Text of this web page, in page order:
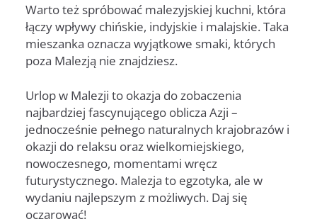
Warto też spróbować malezyjskiej kuchni, która
łączy wpływy chińskie, indyjskie i malajskie. Taka
mieszanka oznacza wyjątkowe smaki, których
poza Malezją nie znajdziesz.
Urlop w Malezji to okazja do zobaczenia
najbardziej fascynującego oblicza Azji –
jednocześnie pełnego naturalnych krajobrazów i
okazji do relaksu oraz wielkomiejskiego,
nowoczesnego, momentami wręcz
futurystycznego. Malezja to egzotyka, ale w
wydaniu najlepszym z możliwych. Daj się
oczarować!